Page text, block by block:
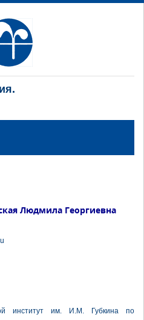
Людмила Георгиевна
институт им. И.М. Губкина по